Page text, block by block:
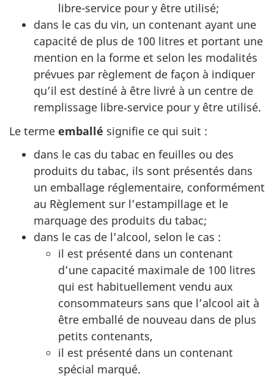
libre-service pour y être utilisé;
dans le cas du vin, un contenant ayant une
capacité de plus de 100 litres et portant une
mention en la forme et selon les modalités
prévues par règlement de façon à indiquer
qu’il est destiné à être livré à un centre de
remplissage libre‑service pour y être utilisé.
Le terme emballé signifie ce qui suit :
dans le cas du tabac en feuilles ou des
produits du tabac, ils sont présentés dans
un emballage réglementaire, conformément
au Règlement sur l’estampillage et le
marquage des produits du tabac;
dans le cas de l’alcool, selon le cas :
il est présenté dans un contenant
d’une capacité maximale de 100 litres
qui est habituellement vendu aux
consommateurs sans que l’alcool ait à
être emballé de nouveau dans de plus
petits contenants,
il est présenté dans un contenant
spécial marqué.